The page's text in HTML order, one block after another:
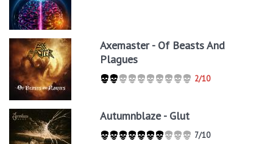
Axemaster - Of Beasts And
Plagues
2/10
Autumnblaze - Glut
7/10